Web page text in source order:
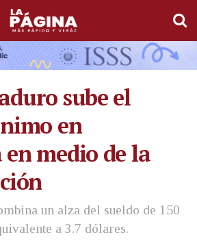
sube el
en
en medio de la
un alza del sueldo de 150
a 3.7 dólares.